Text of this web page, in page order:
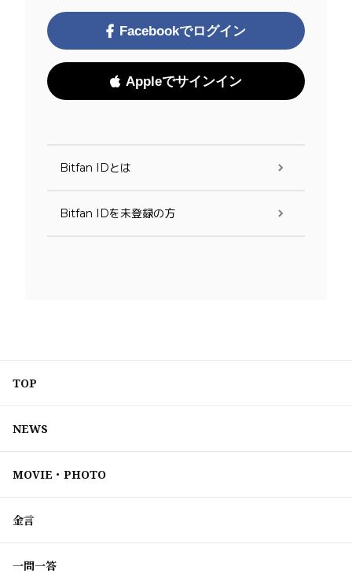
Facebookでログイン
Appleでサインイン
Bitfan IDとは
Bitfan IDを未登録の方
TOP
NEWS
MOVIE・PHOTO
金言
一問一答